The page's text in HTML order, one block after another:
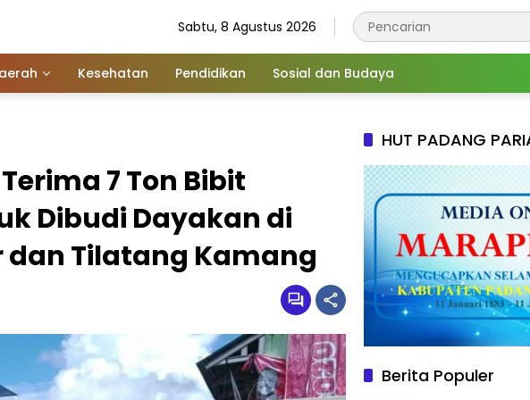
Sabtu, 8 Agustus 2026
Kesehatan Pendidikan Sosial dan Budaya
7 Ton Bibit
Dibudi Dayakan di
Tilatang Kamang
HUT PADANG
Berita Populer